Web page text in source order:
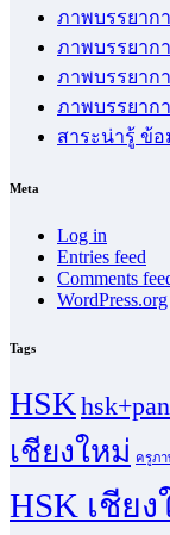
ภาพบรรยาก
ภาพบรรยาก
ภาพบรรยาก
ภาพบรรยาก
สาระน่ารู้ ข้อ
Meta
Log in
Entries feed
Comments
WordPress.org
Tags
HSK
เชียงใหม่ ครูภ
HSK เชียง